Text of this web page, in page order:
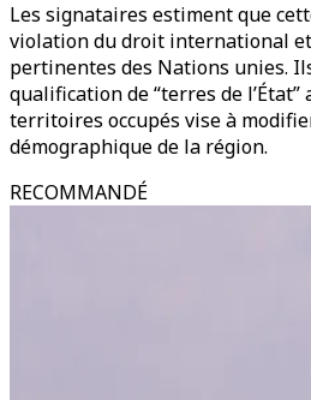
Les signataires estiment que
violation du droit international
pertinentes des Nations unies.
qualification de “terres de l’État”
territoires occupés vise à
démographique de la région.
RECOMMANDÉ